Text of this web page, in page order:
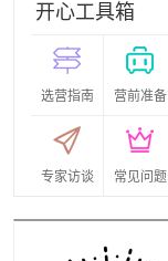
开心工具箱
选营指南 营前准备
专家访谈 常见问题